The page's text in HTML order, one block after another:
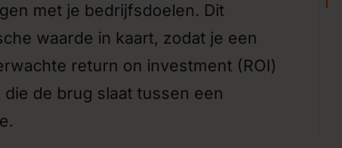
met je bedrijfsdoelen. Dit
waarde in kaart, zodat je een
return on investment (ROI)
de brug slaat tussen een